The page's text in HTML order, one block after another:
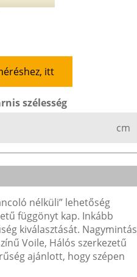
itt
szélesség
cm
nélküli” lehetőség
függönyt kap. Inkább
kiválasztását. Nagymintás
Voile, Hálós szerkezetű
ajánlott, hogy szépen